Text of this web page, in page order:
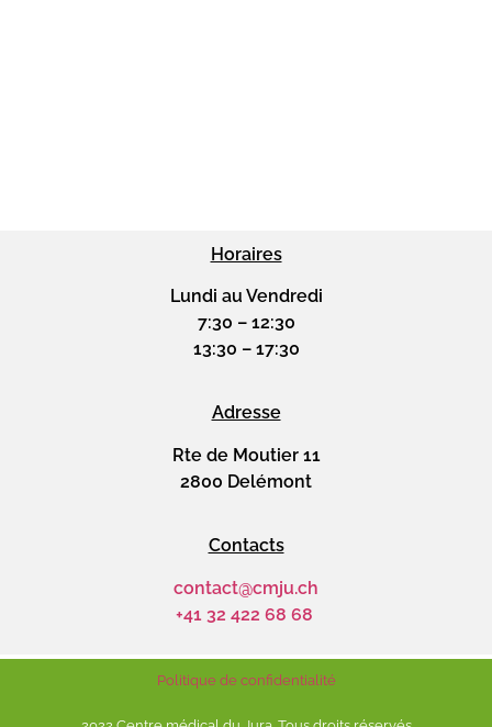
Horaires
Lundi au Vendredi
7:30 – 12:30
13:30 – 17:30
Adresse
Rte de Moutier 11
2800 Delémont
Contacts
contact@cmju.ch
+41 32 422 68 68
Politique de confidentialité